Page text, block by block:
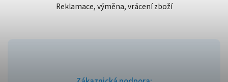
Reklamace, výměna, vrácení zboží